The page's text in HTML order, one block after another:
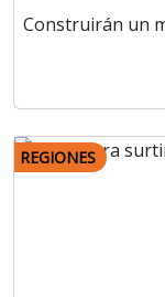
Construirán un
REGIONES